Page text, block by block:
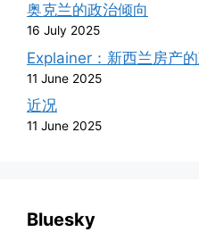
奥克兰的政治倾向
16 July 2025
Explainer：新西兰房产
11 June 2025
近况
11 June 2025
Bluesky